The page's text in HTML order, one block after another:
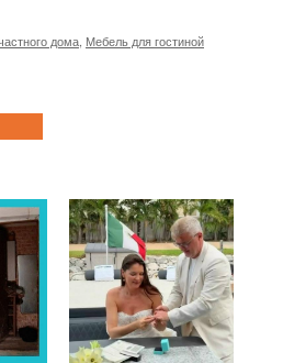
дома Мебель для гостиной